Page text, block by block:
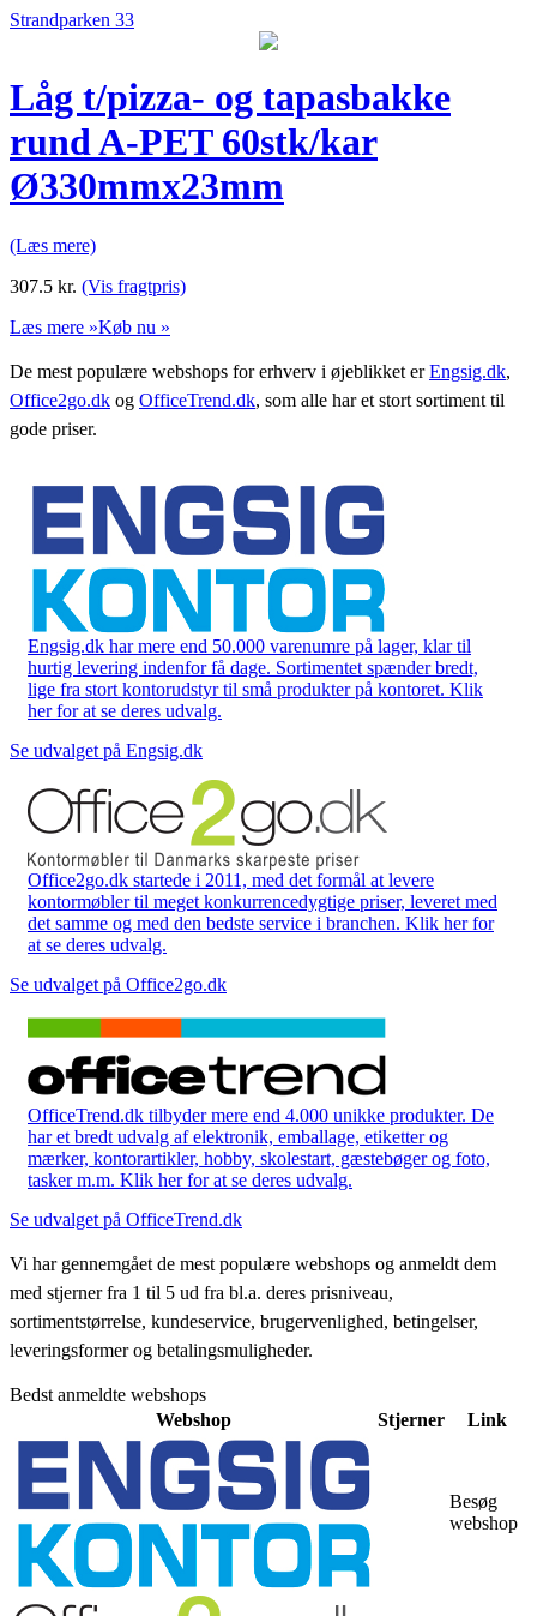
Strandparken 33
Låg t/pizza- og tapasbakke
rund A-PET 60stk/kar
Ø330mmx23mm
(Læs mere)
307.5 kr. (Vis fragtpris)
Læs mere »Køb nu »
De mest populære webshops for erhverv i øjeblikket erEngsig.dk,
Office2go.dk og OfficeTrend.dk, som alle har et stort sortiment til
gode priser.
Engsig.dk har mere end 50.000 varenumre på lager, klar til
hurtig levering indenfor få dage. Sortimentet spænder bredt,
lige fra stort kontorudstyr til små produkter på kontoret. Klik
her for at se deres udvalg.
Se udvalget på Engsig.dk
Office2go.dk startede i 2011, med det formål at levere
kontormøbler til meget konkurrencedygtige priser, leveret med
det samme og med den bedste service i branchen. Klik her for
at se deres udvalg.
Se udvalget på Office2go.dk
OfficeTrend.dk tilbyder mere end 4.000 unikke produkter. De
har et bredt udvalg af elektronik, emballage, etiketter og
mærker, kontorartikler, hobby, skolestart, gæstebøger og foto,
tasker m.m. Klik her for at se deres udvalg.
Se udvalget på OfficeTrend.dk
Vi har gennemgået de mest populære webshops og anmeldt dem
med stjerner fra 1 til 5 ud fra bl.a. deres prisniveau,
sortimentstørrelse, kundeservice, brugervenlighed, betingelser,
leveringsformer og betalingsmuligheder.
Bedst anmeldte webshops
Webshop
Stjerner Link
Besøg
webshop